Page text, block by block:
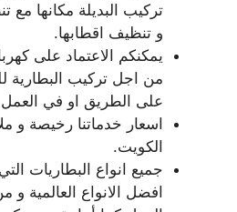
تركيب البديلة مكانها مع
و تنظيف اقطابها.
يمكنكم الاعتماد على
من اجل تركيب البطارية
على الطريق او في
اسعار خدماتنا رخيصة و
الكويت.
جميع انواع البطاريات
افضل الانواع العالمية